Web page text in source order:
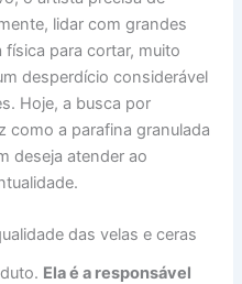
lidar com grandes
para cortar, muito
desperdício considerável
Hoje, a busca por
como a parafina granulada
deseja atender ao
das velas e ceras
Ela é a responsável